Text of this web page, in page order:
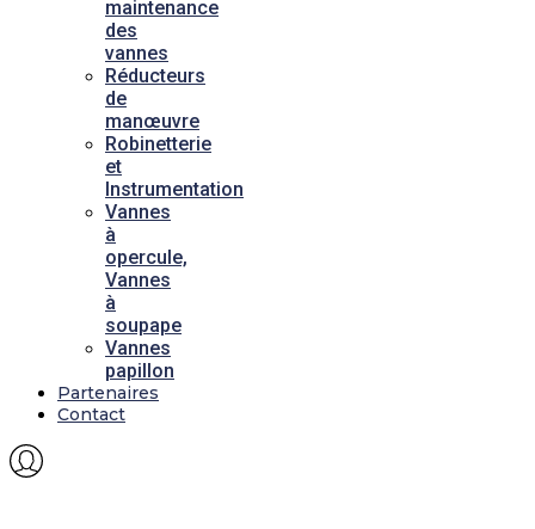
maintenance
des
vannes
Réducteurs
de
manœuvre
Robinetterie
et
Instrumentation
Vannes
à
opercule,
Vannes
à
soupape
Vannes
papillon
Partenaires
Contact